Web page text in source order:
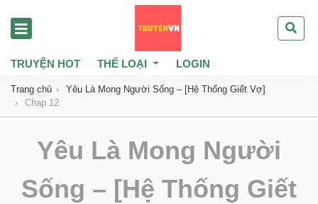
TRUYỆN HOT THỂ LOẠI LOGIN
Trang chủ
Yêu Là Mong Người Sống – [Hệ Thống Giết Vợ]
Chap 12
Yêu Là Mong Người
Sống – [Hệ Thống Giết